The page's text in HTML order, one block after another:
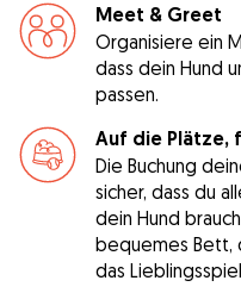
Meet & Greet
Organisiere ein
dass dein Hund
passen.
Auf die Plätze,
Die Buchung
sicher, dass du
dein Hund
bequemes Bett,
das